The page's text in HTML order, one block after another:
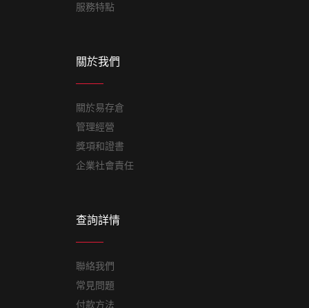
服務特點
關於我們
關於易存倉
管理經營
獎項和證書
企業社會責任
查詢詳情
聯絡我們
常見問題
付款方法